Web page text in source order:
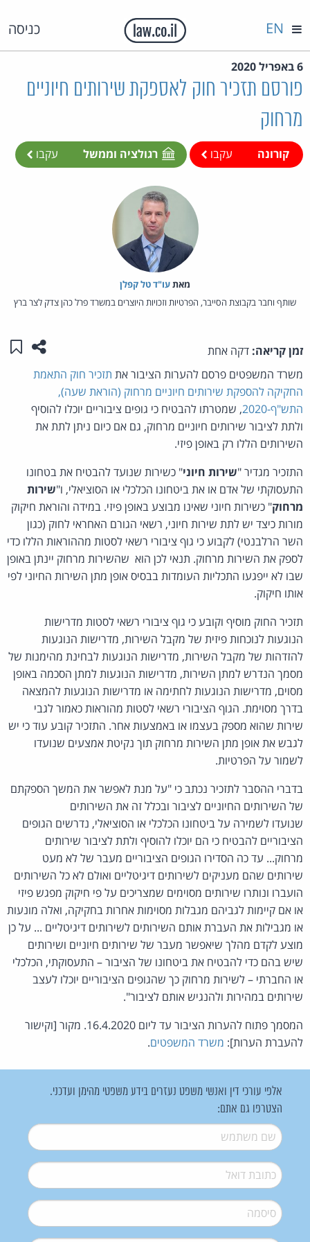
כניסה EN
6 באפריל 2020
פורסם תזכיר חוק לאספקת שירותים חיוניים
מרחוק
קורונה עקבו רגולציה וממשל עקבו
מאת‏עו"ד טל קפלן
שותף וחבר בקבוצת הסייבר, הפרטיות וזכויות היוצרים במשרד פרל כהן צדק לצר ברץ
זמן קריאה: דקה אחת שתפו
משרד המשפטים פרסם להערות הציבור את תזכיר חוק התאמת
החקיקה להספקת שירותים חיוניים מרחוק (הוראת שעה),
התש"ף-2020
, שמטרתו להבטיח כי גופים ציבוריים יוכלו להוסיף
ולתת לציבור שירותים חיוניים מרחוק, גם אם כיום ניתן לתת את
השירותים הללו רק באופן פיזי.
התזכיר מגדיר "שירות חיוני" כשירות שנועד להבטיח את בטחונו
התעסוקתי של אדם או את ביטחונו הכלכלי או הסוציאלי, ו"שירות
מרחוק" כשירות חיוני שאינו מבוצע באופן פיזי. במידה והוראת חיקוק
מורות כיצד יש לתת שירות חיוני, רשאי הגורם האחראי לחוק (כגון
השר הרלבנטי) לקבוע כי גוף ציבורי רשאי לסטות מההוראות הללו כדי
לספק את השירות מרחוק. תנאי לכן הוא שהשירות מרחוק יינתן באופן
שבו לא ייפגעו התכליות העומדות בבסיס אופן מתן השירות החיוני לפי
אותו חיקוק.
תזכיר החוק מוסיף וקובע כי גוף ציבורי רשאי לסטות מדרישות
הנוגעות לנוכחות פיזית של מקבל השירות, מדרישות הנוגעות
להזדהות של מקבל השירות, מדרישות הנוגעות לבחינת מהימנות של
מסמך הנדרש למתן השירות, מדרישות הנוגעות למתן הסכמה באופן
מסוים, מדרישות הנוגעות לחתימה או מדרישות הנוגעות להמצאה
בדרך מסוימת. הגוף הציבורי רשאי לסטות מהוראות כאמור לגבי
שירות שהוא מספק בעצמו או באמצעות אחר. התזכיר קובע עוד כי יש
לגבש את אופן מתן השירות מרחוק תוך נקיטת אמצעים שנועדו
לשמור על הפרטיות.
בדברי ההסבר לתזכיר נכתב כי "על מנת לאפשר את המשך הספקתם
של השירותים החיוניים לציבור ובכלל זה את השירותים
שנועדו לשמירה על ביטחונו הכלכלי או הסוציאלי, נדרשים הגופים
הציבוריים להבטיח כי הם יוכלו להוסיף ולתת לציבור שירותים
מרחוק... עד כה הסדירו הגופים הציבוריים מעבר של לא מעט
שירותים שהם מעניקים לשירותים דיגיטליים ואולם לא כל השירותים
הועברו ונותרו שירותים מסוימים שמצריכים על פי חיקוק מפגש פיזי
או אם קיימות לגביהם מגבלות מסוימות אחרות בחקיקה, ואלה מונעות
או מגבילות את העברת אותם השירותים לשירותים דיגיטליים ... על כן
מוצע לקדם מהלך שיאפשר מעבר של שירותים חיוניים ושירותים
שיש בהם כדי להבטיח את ביטחונו של הציבור – התעסוקתי, הכלכלי
או החברתי – לשירות מרחוק כך שהגופים הציבוריים יוכלו לעצב
שירותים במהירות ולהנגיש אותם לציבור".
המסמך פתוח להערות הציבור עד ליום 16.4.2020. מקור [וקישור
להעברת הערות]: משרד המשפטים.
אלפי עורכי דין ואנשי משפט נעזרים בידע משפטי מהימן ועדכני.
הצטרפו גם אתם:
שם משתמש*
דואל*
סיסמה*